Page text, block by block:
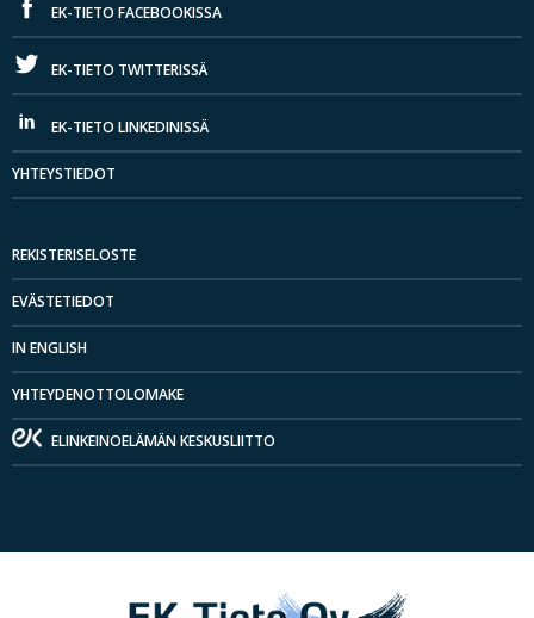
EK-TIETO FACEBOOKISSA
EK-TIETO TWITTERISSÄ
EK-TIETO LINKEDINISSÄ
YHTEYSTIEDOT
REKISTERISELOSTE
EVÄSTETIEDOT
IN ENGLISH
YHTEYDENOTTOLOMAKE
ELINKEINOELÄMÄN KESKUSLIITTO